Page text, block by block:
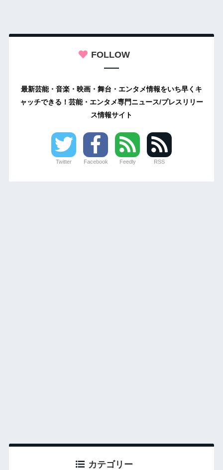
FOLLOW
最新芸能・音楽・映画・舞台・エンタメ情報をいち早くキ
ャッチできる！芸能・エンタメ専門ニュース/プレスリリー
ス情報サイト
Twitter Facebook Feedly RSS
カテゴリー